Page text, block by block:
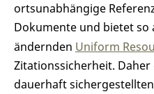
ortsunabhängige
Dokumente und bietet so
ändernden Uniform
Zitationssicherheit. Daher
dauerhaft